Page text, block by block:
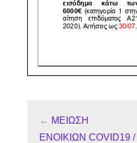
← ΜΕΙΩΣΗ
ΕΝΟΙΚΙΩΝ COVID19 /